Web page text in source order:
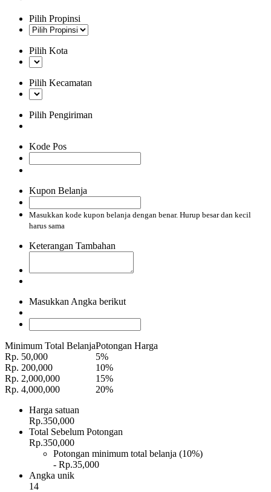
Pilih Propinsi
Pilih Kota
Pilih Kecamatan
Pilih Pengiriman
Kode Pos
Kupon Belanja
Masukkan kode kupon belanja dengan benar. Hurup besar dan kecil
harus sama
Keterangan Tambahan
Masukkan Angka berikut
Minimum Total BelanjaPotongan Harga
Rp. 50,000
5%
Rp. 200,000
10%
Rp. 2,000,000
15%
Rp. 4,000,000
20%
Harga satuan
Rp.350,000
Total Sebelum Potongan
Rp.350,000
Potongan minimum total belanja (10%)
- Rp.35,000
Angka unik
14